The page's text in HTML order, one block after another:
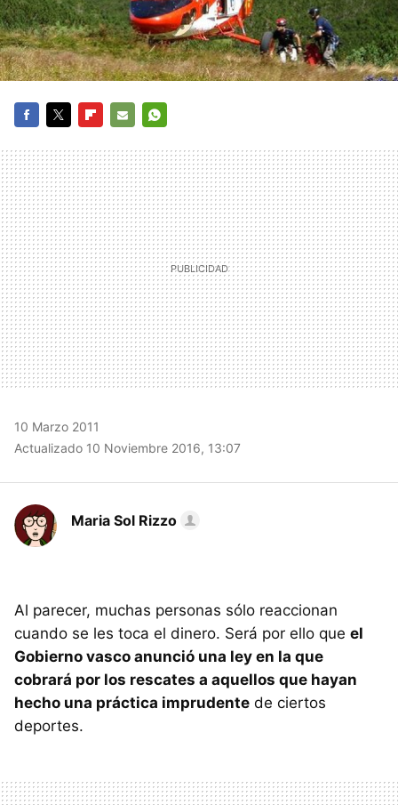
MAIL
10 Marzo 2011
Actualizado 10 Noviembre 2016, 13:07
Maria Sol Rizzo
Al parecer, muchas personas sólo reaccionan
cuando se les toca el dinero. Será por ello que el
Gobierno vasco anunció una ley en la que
cobrará por los rescates a aquellos que hayan
hecho una práctica imprudente de ciertos
deportes.